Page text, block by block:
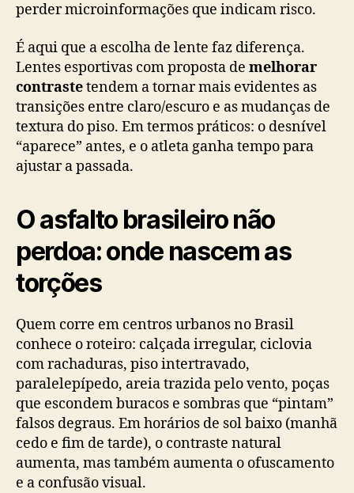
perder microinformações que indicam risco.
É aqui que a escolha de lente faz diferença.
Lentes esportivas com proposta de melhorar
contrastetendem a tornar mais evidentes as
transições entre claro/escuro e as mudanças de
textura do piso. Em termos práticos: o desnível
“aparece” antes, e o atleta ganha tempo para
ajustar a passada.
O asfalto brasileiro não
perdoa: onde nascem as
torções
Quem corre em centros urbanos no Brasil
conhece o roteiro: calçada irregular, ciclovia
com rachaduras, piso intertravado,
paralelepípedo, areia trazida pelo vento, poças
que escondem buracos e sombras que “pintam”
falsos degraus. Em horários de sol baixo (manhã
cedo e fim de tarde), o contraste natural
aumenta, mas também aumenta o ofuscamento
e a confusão visual.